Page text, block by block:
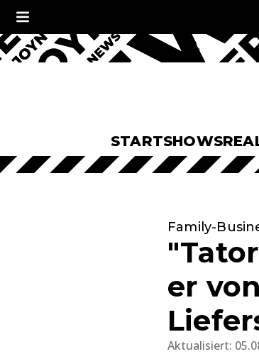
STARTSHOWS
Family-
er
Aktualisiert: